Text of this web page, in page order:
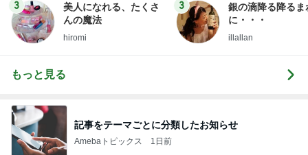
3
美人になれる、たくさ
んの魔法
hiromi
3
銀の滴降る降るま
に・・・
illallan
もっと見る
記事をテーマごとに分類したお知らせ
Amebaトピックス 1日前